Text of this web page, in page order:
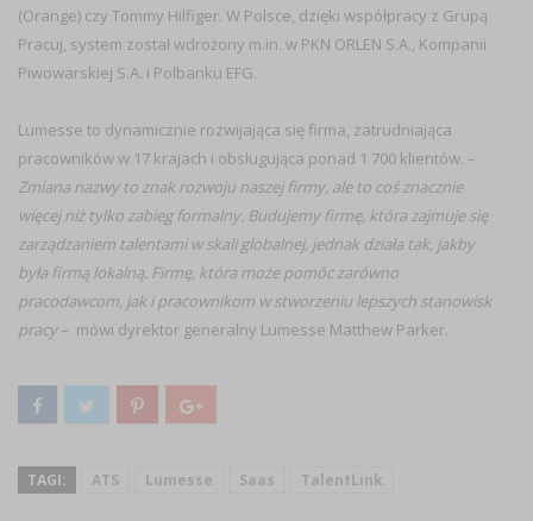
(Orange) czy Tommy Hilfiger. W Polsce, dzięki współpracy z Grupą
Pracuj, system został wdrożony m.in. w PKN ORLEN S.A., Kompanii
Piwowarskiej S.A. i Polbanku EFG.
Lumesse to dynamicznie rozwijająca się firma, zatrudniająca
pracowników w 17 krajach i obsługująca ponad 1 700 klientów. –
Zmiana nazwy to znak rozwoju naszej firmy, ale to coś znacznie
więcej niż tylko zabieg formalny. Budujemy firmę, która zajmuje się
zarządzaniem talentami w skali globalnej, jednak działa tak, jakby
była firmą lokalną. Firmę, która może pomóc zarówno
pracodawcom, jak i pracownikom w stworzeniu lepszych stanowisk
pracy– mówi dyrektor generalny Lumesse Matthew Parker.
TAGI: ATS Lumesse Saas TalentLink